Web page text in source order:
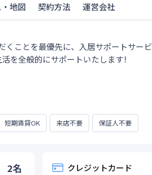
地図 契約方法 運営会社
ことを最優先に、入居サポートサー
を全般的にサポートいたします!
短期賃貸OK 来店不要 保証人不要
2名 クレジットカード